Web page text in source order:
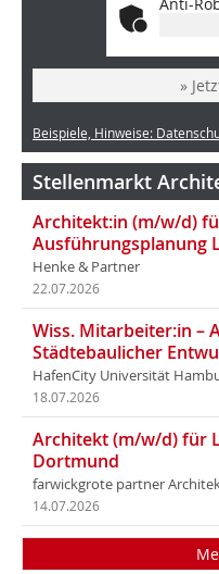
Anti-
»
Beispiele, Hinweise:
Stellenmarkt
Architekt:in (m/w/d)
Ausführungsplanung
Henke & Partner
22.07.2026
Wiss. Mitarbeiter:in –
Städtebaulicher
HafenCity Universität
18.07.2026
Architekt (m/w/d) für
Dortmund
farwickgrote partner
14.07.2026